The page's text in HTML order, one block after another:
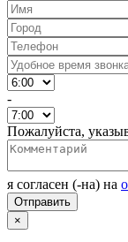
-
Пожалуйста,
я согласен (-на) на
×